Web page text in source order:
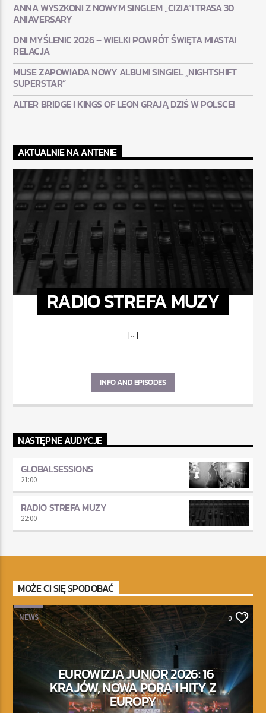
ANNA WYSZKONI Z NOWYM SINGLEM „CIZIA”! TRASA 30
ANIAVERSARY
DNI MYŚLENIC 2026 – WIELKI POWRÓT ŚWIĘTA MIASTA!
RELACJA
MUSE ZAPOWIADA NOWY ALBUM! SINGIEL „NIGHTSHIFT
SUPERSTAR”
ALTER BRIDGE I KINGS OF LEON GRAJĄ DZIŚ W POLSCE!
AKTUALNIE NA ANTENIE
RADIO STREFA MUZY
[...]
INFO AND EPISODES
NASTĘPNE AUDYCJE
GLOBALSESSIONS
21:00
RADIO STREFA MUZY
22:00
MOŻE CI SIĘ SPODOBAĆ
NEWS 0
EUROWIZJA JUNIOR 2026: 16
KRAJÓW, NOWA PORA I HITY Z
EUROPY